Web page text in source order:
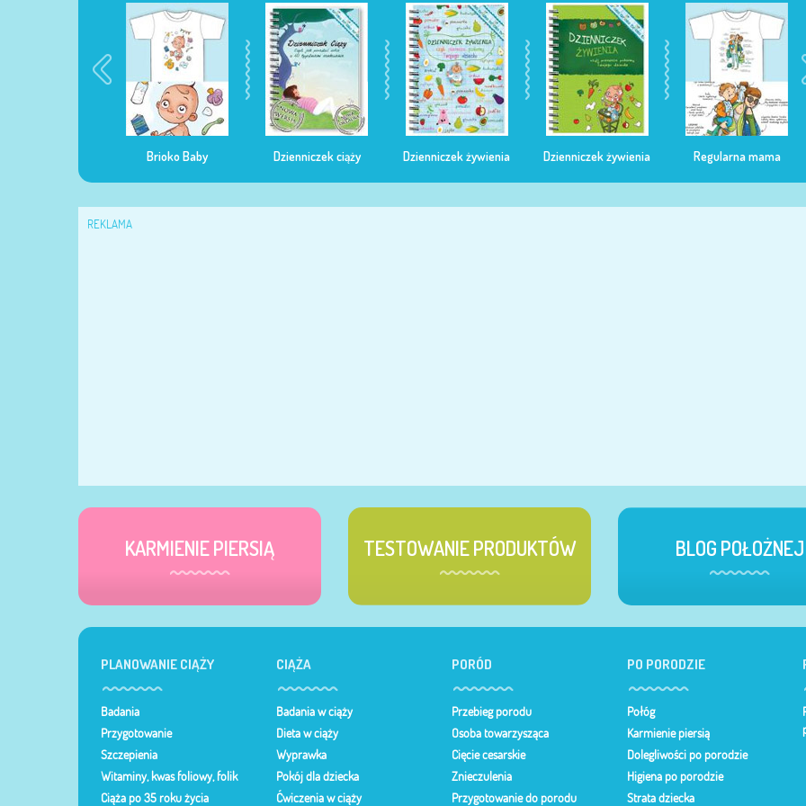
Brioko Baby Dzienniczek ciąży Dzienniczek żywienia Dzienniczek żywienia Regularna mama
REKLAMA
KARMIENIE PIERSIĄ TESTOWANIE PRODUKTÓW BLOG POŁOŻNEJ
PLANOWANIE CIĄŻY
Badania
Przygotowanie
Szczepienia
Witaminy, kwas foliowy, folik
Ciąża po 35 roku życia
CIĄŻA
Badania w ciąży
Dieta w ciąży
Wyprawka
Pokój dla dziecka
Ćwiczenia w ciąży
PORÓD
Przebieg porodu
Osoba towarzysząca
Cięcie cesarskie
Znieczulenia
Przygotowanie do porodu
PO PORODZIE
Połóg
Karmienie piersią
Dolegliwości po porodzie
Higiena po porodzie
Strata dziecka